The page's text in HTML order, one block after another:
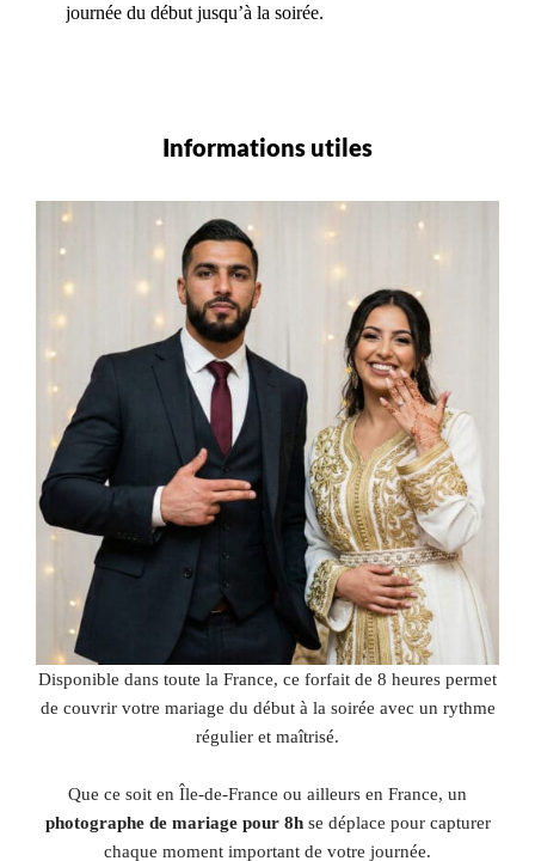
journée du début jusqu’à la soirée.
Informations utiles
Disponible dans toute la France, ce forfait de 8 heures permet
de couvrir votre mariage du début à la soirée avec un rythme
régulier et maîtrisé.
Que ce soit en Île-de-France ou ailleurs en France, un
photographe de mariage pour 8hse déplace pour capturer
chaque moment important de votre journée.